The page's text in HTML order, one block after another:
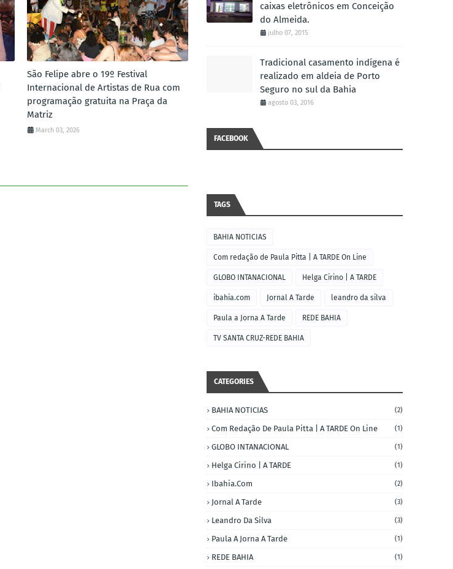
São Felipe abre o 19º Festival
Internacional de Artistas de Rua com
programação gratuita na Praça da
Matriz
March 03, 2026
caixas eletrônicos em Conceição
do Almeida.
julho 07, 2015
Tradicional casamento indígena é
realizado em aldeia de Porto
Seguro no sul da Bahia
agosto 03, 2016
FACEBOOK
TAGS
BAHIA NOTICIAS
Com redação de Paula Pitta | A TARDE On Line
GLOBO INTANACIONAL Helga Cirino | A TARDE
ibahia.com Jornal A Tarde leandro da silva
Paula a Jorna A Tarde REDE BAHIA
TV SANTA CRUZ-REDE BAHIA
CATEGORIES
BAHIA NOTICIAS (2)
Com Redação De Paula Pitta | A TARDE On Line (1)
GLOBO INTANACIONAL (1)
Helga Cirino | A TARDE (1)
Ibahia.com (2)
Jornal A Tarde (3)
Leandro Da Silva (3)
Paula A Jorna A Tarde (1)
REDE BAHIA (1)